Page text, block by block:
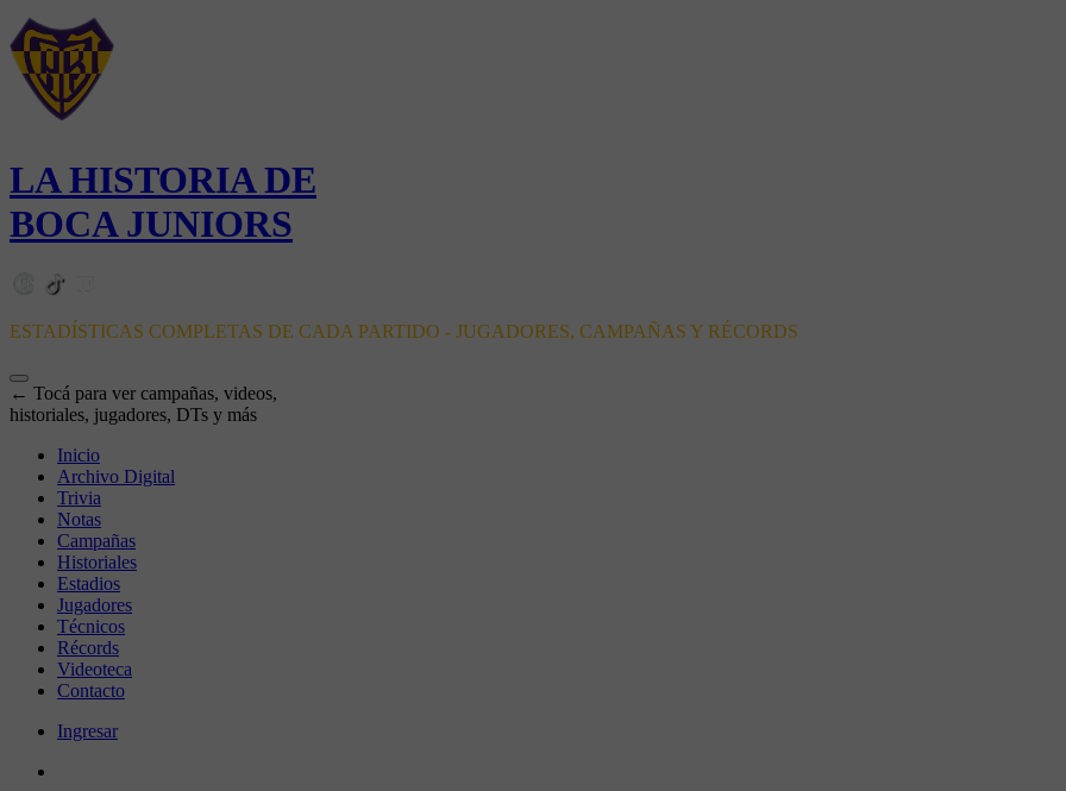
LA HISTORIA DE
BOCA JUNIORS
ESTADÍSTICAS COMPLETAS DE CADA PARTIDO - JUGADORES, CAMPAÑAS Y RÉCORDS
← Tocá para ver campañas, videos,
historiales, jugadores, DTs y más
Inicio
Archivo Digital
Trivia
Notas
Campañas
Historiales
Estadios
Jugadores
Técnicos
Récords
Videoteca
Contacto
Ingresar